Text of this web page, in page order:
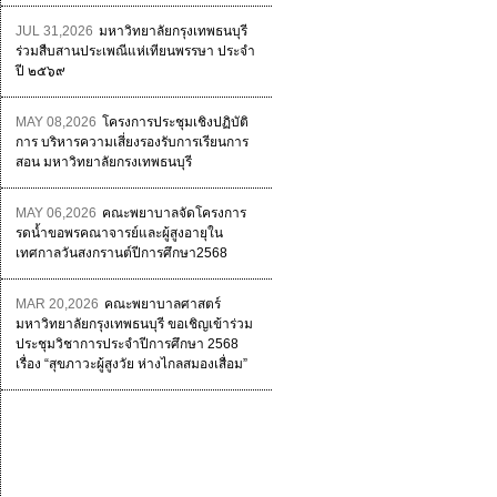
JUL 31,2026 มหาวิทยาลัยกรุงเทพธนบุรี
ร่วมสืบสานประเพณีแห่เทียนพรรษา ประจำ
ปี ๒๕๖๙
MAY 08,2026 โครงการประชุมเชิงปฏิบัติ
การ บริหารความเสี่ยงรองรับการเรียนการ
สอน มหาวิทยาลัยกรงเทพธนบุรี
MAY 06,2026 คณะพยาบาลจัดโครงการ
รดน้ำขอพรคณาจารย์และผู้สูงอายุใน
เทศกาลวันสงกรานต์ปีการศึกษา2568
MAR 20,2026 คณะพยาบาลศาสตร์
มหาวิทยาลัยกรุงเทพธนบุรี ขอเชิญเข้าร่วม
ประชุมวิชาการประจำปีการศึกษา 2568
เรื่อง “สุขภาวะผู้สูงวัย ห่างไกลสมองเสื่อม”